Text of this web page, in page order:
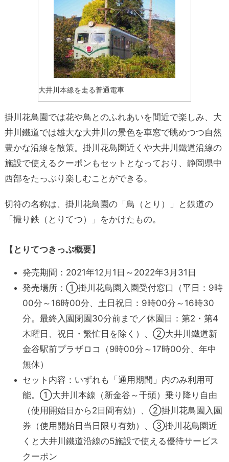
大井川本線を走る普通電車
掛川花鳥園では花や鳥とのふれあいを間近で楽しみ、大
井川鐵道では雄大な大井川の景色を車窓で眺めつつ自然
豊かな沿線を散策。掛川花鳥園近くや大井川鐵道沿線の
施設で使えるクーポンもセットとなっており、静岡県中
西部をたっぷり楽しむことができる。
切符の名称は、掛川花鳥園の「鳥（とり）」と鉄道の
「撮り鉄（とりてつ）」をかけたもの。
【とりてつきっぷ概要】
発売期間：2021年12月1日～2022年3月31日
発売場所：①掛川花鳥園入園受付窓口（平日：9時
00分～16時00分、土日祝日：9時00分～16時30
分。最終入園閉園30分前まで／休園日：第2・第4
木曜日、祝日・繁忙日を除く）、②大井川鐵道新
金谷駅前プラザロコ（9時00分～17時00分、年中
無休）
セット内容：いずれも「通用期間」内のみ利用可
能。①大井川本線（新金谷～千頭）乗り降り自由
（使用開始日から2日間有効）、②掛川花鳥園入園
券（使用開始日当日限り有効）、③掛川花鳥園近
くと大井川鐵道沿線の5施設で使える優待サービス
クーポン